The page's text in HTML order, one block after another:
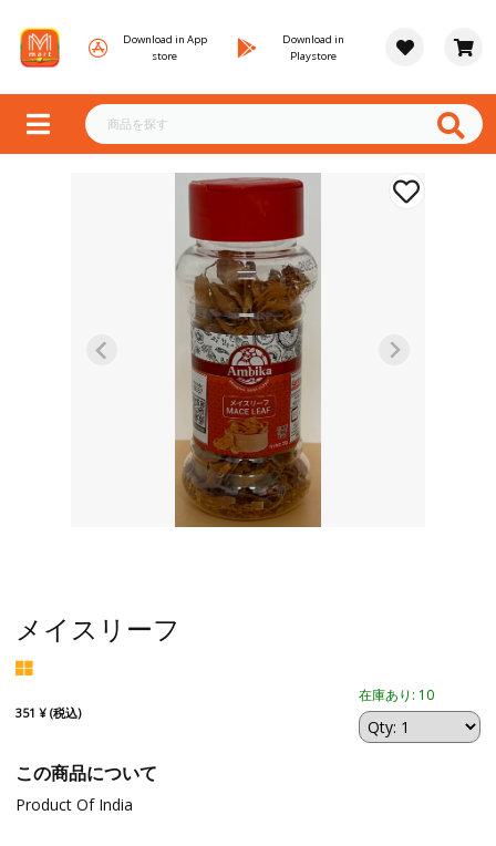
Download in App
store
Download in
Playstore
メイスリーフ
351 ¥ (税込)
在庫あり: 10
この商品について
Product Of India